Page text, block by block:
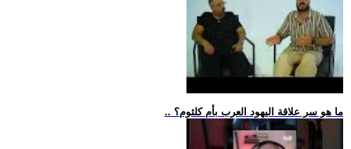
.. ما هو سر علاقة اليهود العرب بأم كلثوم؟